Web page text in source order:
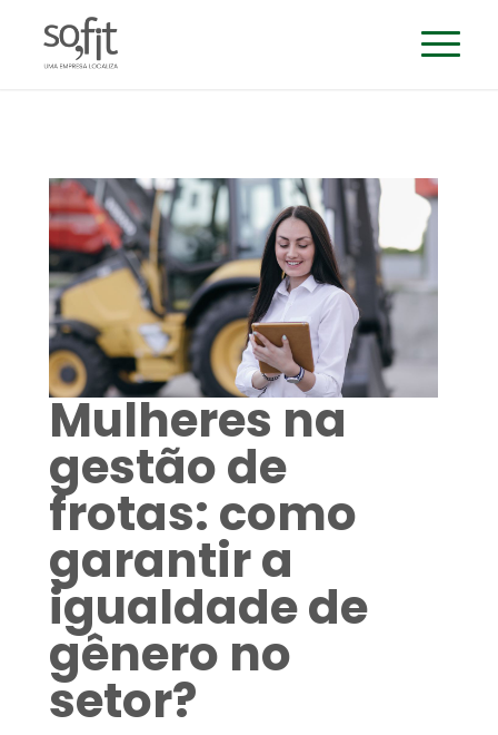
Mulheres na
gestão de
frotas: como
garantir a
igualdade de
gênero no
setor?